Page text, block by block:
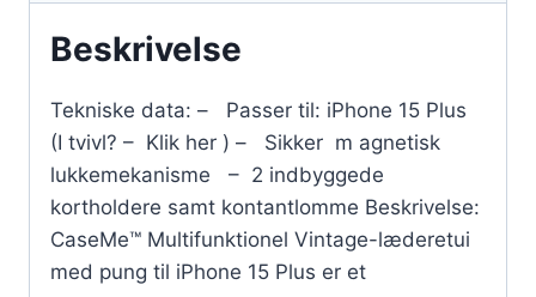
Beskrivelse
Tekniske data: – Passer til: iPhone 15 Plus
(I tvivl? – Klik her ) – Sikker m agnetisk
lukkemekanisme – 2 indbyggede
kortholdere samt kontantlomme Beskrivelse:
CaseMe™ Multifunktionel Vintage-læderetui
med pung til iPhone 15 Plus er et